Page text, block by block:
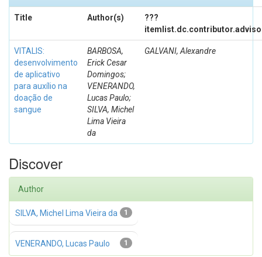
Title Author(s)
???
VITALIS:
desenvolvimento
de aplicativo
para auxílio na
doação de
sangue
BARBOSA,
Erick Cesar
Domingos;
VENERANDO,
Lucas Paulo;
SILVA, Michel
Lima Vieira
da
GALVANI, Alexandre
Discover
Author
1
SILVA, Michel Lima Vieira da
1
VENERANDO, Lucas Paulo